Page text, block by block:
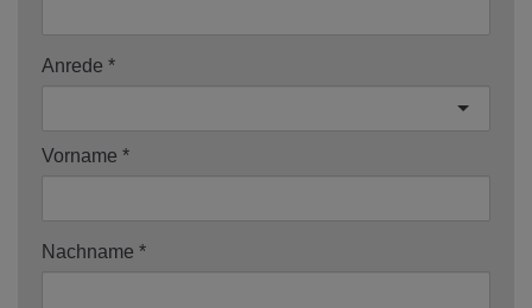
Anrede
Vorname
Nachname